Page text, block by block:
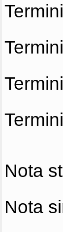
Nota
Nota